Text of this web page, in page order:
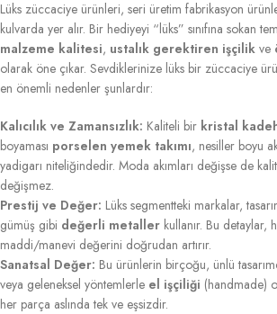
Lüks züccaciye ürünleri, seri üretim fabrikasyon
kulvarda yer alır. Bir hediyeyi “lüks” sınıfına sokan
malzeme kalitesi, ustalık gerektiren işçilik ve
olarak öne çıkar. Sevdiklerinize lüks bir züccaciye
en önemli nedenler şunlardır:
Kalıcılık ve Zamansızlık: Kaliteli bir kristal
boyaması porselen yemek takımı, nesiller boyu
yadigarı niteliğindedir. Moda akımları değişse de
değişmez.
Prestij ve Değer: Lüks segmentteki markalar,
gümüş gibi değerli metaller kullanır. Bu detaylar,
maddi/manevi değerini doğrudan artırır.
Sanatsal Değer: Bu ürünlerin birçoğu, ünlü
veya geleneksel yöntemlerle el işçiliği (handmade)
her parça aslında tek ve eşsizdir.